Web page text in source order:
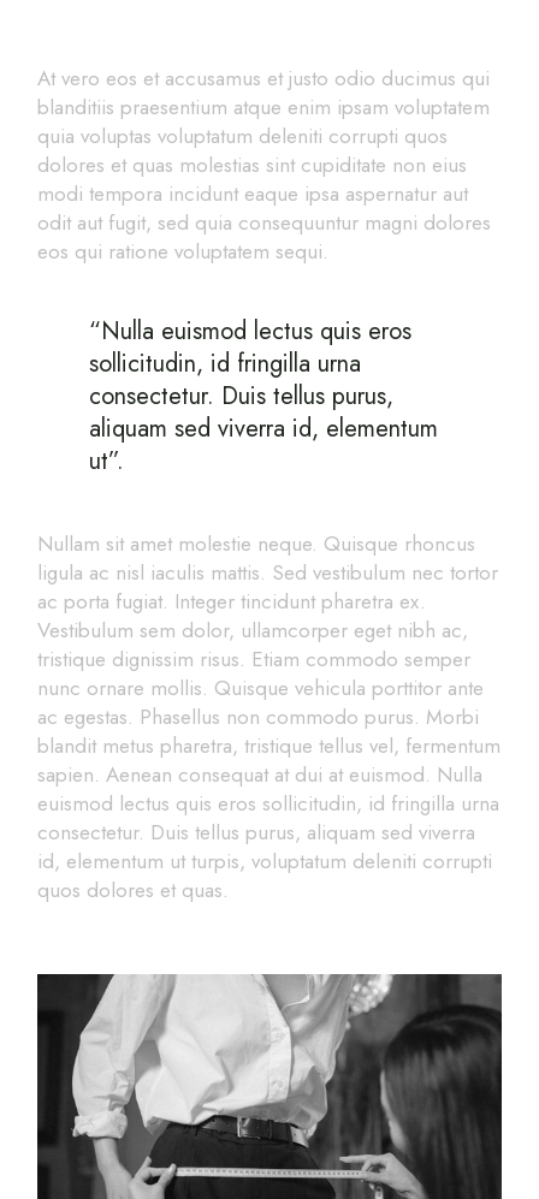
At vero eos et accusamus et justo odio ducimus qui
blanditiis praesentium atque enim ipsam voluptatem
quia voluptas voluptatum deleniti corrupti quos
dolores et quas molestias sint cupiditate non eius
modi tempora incidunt eaque ipsa aspernatur aut
odit aut fugit, sed quia consequuntur magni dolores
eos qui ratione voluptatem sequi.
“Nulla euismod lectus quis eros
sollicitudin, id fringilla urna
consectetur. Duis tellus purus,
aliquam sed viverra id, elementum
ut”.
Nullam sit amet molestie neque. Quisque rhoncus
ligula ac nisl iaculis mattis. Sed vestibulum nec tortor
ac porta fugiat. Integer tincidunt pharetra ex.
Vestibulum sem dolor, ullamcorper eget nibh ac,
tristique dignissim risus. Etiam commodo semper
nunc ornare mollis. Quisque vehicula porttitor ante
ac egestas. Phasellus non commodo purus. Morbi
blandit metus pharetra, tristique tellus vel, fermentum
sapien. Aenean consequat at dui at euismod. Nulla
euismod lectus quis eros sollicitudin, id fringilla urna
consectetur. Duis tellus purus, aliquam sed viverra
id, elementum ut turpis, voluptatum deleniti corrupti
quos dolores et quas.